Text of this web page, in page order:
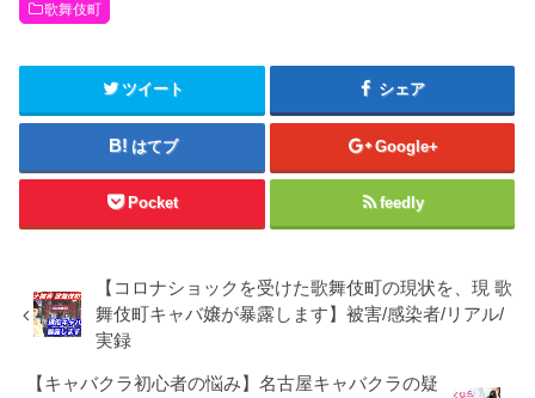
歌舞伎町
ツイート シェア
はてブ Google+
Pocket feedly
【コロナショックを受けた歌舞伎町の現状を、現 歌
舞伎町キャバ嬢が暴露します】被害/感染者/リアル/
実録
【キャバクラ初心者の悩み】名古屋キャバクラの疑